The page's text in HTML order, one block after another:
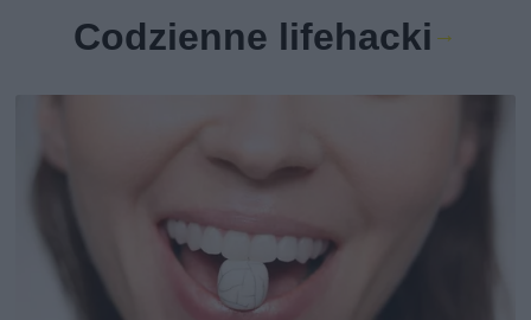
Codzienne lifehacki